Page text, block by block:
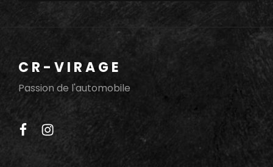
CR-VIRAGE
Passion de l'automobile
facebook
instagram